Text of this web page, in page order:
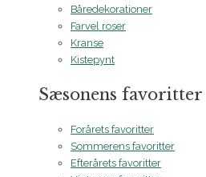
Båredekorationer
Farvel roser
Kranse
Kistepynt
Sæsonens favoritter
Forårets favoritter
Sommerens favoritter
Efterårets favoritter